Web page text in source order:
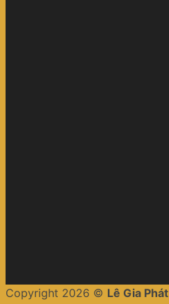
Copyright 2026 © Lê Gia Phát